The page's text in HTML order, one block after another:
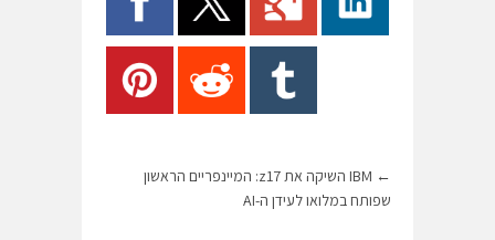
←
IBM השיקה את z17: המיינפריים הראשון
שפותח במלואו לעידן ה-AI